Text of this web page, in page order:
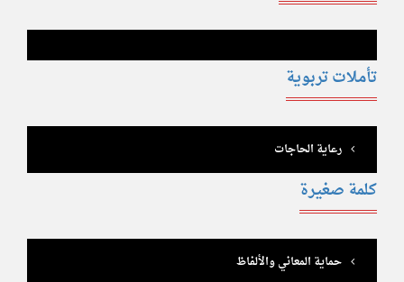
تأملات تربوية
رعاية الحاجات
كلمة صغيرة
حماية المعاني والألفاظ